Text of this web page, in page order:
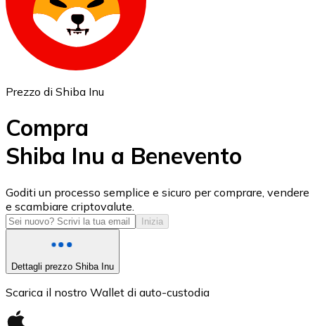
ETH
USD Coin
USDC
Prezzo di Shiba Inu
Compra
Shiba Inu a Benevento
Goditi un processo semplice e sicuro per comprare, vendere
e scambiare criptovalute.
Inizia
Dettagli prezzo Shiba Inu
Scarica il nostro Wallet di auto-custodia